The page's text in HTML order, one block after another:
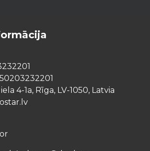
4-1a, Rīga, LV-1050, Latvia